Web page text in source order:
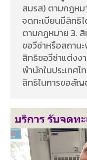
สมรส) ตามกฎหม
จดทะเบียนมีสิทธิ
ตามกฎหมาย 3. สิ
ขอวีซ่าหรือสถาน
สิทธิขอวีซ่าแต่งง
พำนักในประเทศ
สิทธิในการขอสัญ